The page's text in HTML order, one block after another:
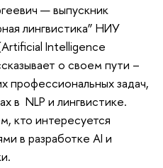
— выпускник
лингвистика” НИУ
Intelligence
о своем пути –
профессиональных задач,
в NLP и лингвистике.
кто интересуется
в разработке AI и